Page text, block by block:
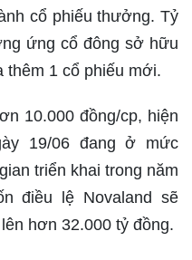
cổ phiếu thưởng. Tỷ
ứng cổ đông sở hữu
thêm 1 cổ phiếu mới.
10.000 đồng/cp, hiện
19/06 đang ở mức
triển khai trong năm
điều lệ Novaland sẽ
hơn 32.000 tỷ đồng.